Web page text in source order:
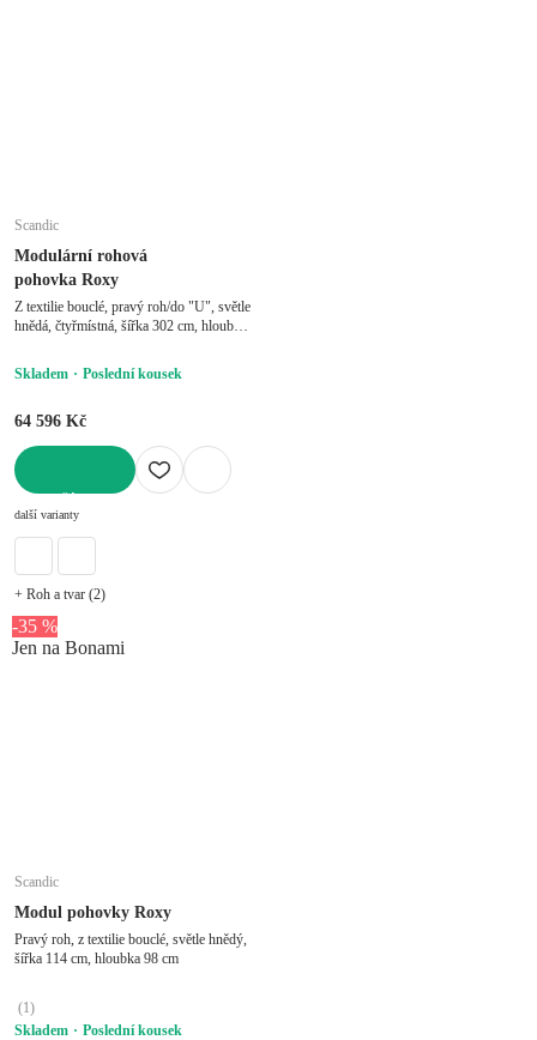
Scandic
Modulární rohová
pohovka Roxy
Z textilie bouclé, pravý roh/do "U", světle
hnědá, čtyřmístná, šířka 302 cm, hloubka
Skladem
Poslední kousek
64 596 Kč
další varianty
+ Roh a tvar (2)
-35 %
Jen na Bonami
Scandic
Modul pohovky Roxy
Pravý roh, z textilie bouclé, světle hnědý,
šířka 114 cm, hloubka 98 cm
(1)
Skladem
Poslední kousek